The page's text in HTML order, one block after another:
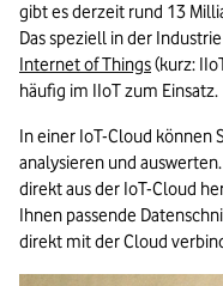
gibt es derzeit rund 13
Das speziell in der
Internet of Things (kurz:
häufig im IIoT zum Einsatz.
In einer IoT-Cloud können
analysieren und
direkt aus der IoT-Cloud
Ihnen passende
direkt mit der Cloud